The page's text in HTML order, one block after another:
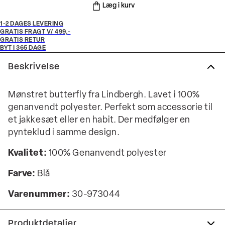
Læg i kurv
1-2 DAGES LEVERING
GRATIS FRAGT V/ 499,-
GRATIS RETUR
BYT I 365 DAGE
Beskrivelse
Mønstret butterfly fra Lindbergh. Lavet i 100%
genanvendt polyester. Perfekt som accessorie til
et jakkesæt eller en habit. Der medfølger en
pynteklud i samme design.
Kvalitet: 100% Genanvendt polyester
Farve: Blå
Varenummer: 30-973044